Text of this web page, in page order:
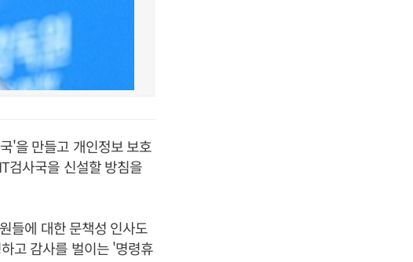
'을 만들고 개인정보 보호
검사국을 신설할 방침을
들에 대한 문책성 인사도
고 감사를 벌이는 '명령휴